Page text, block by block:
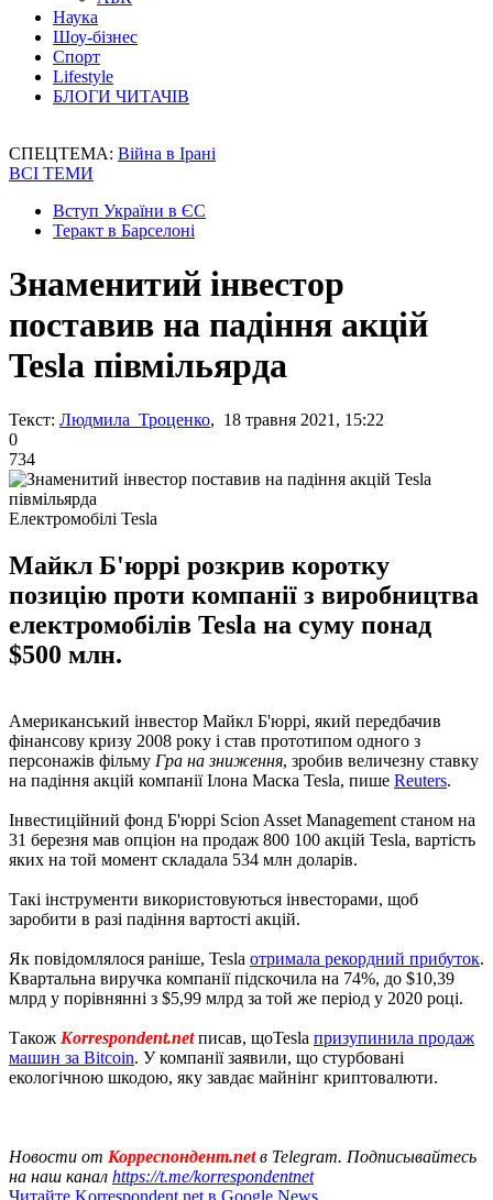
Наука
Шоу-бізнес
Спорт
Lifestyle
БЛОГИ ЧИТАЧІВ
СПЕЦТЕМА: Війна в Ірані
ВСІ ТЕМИ
Вступ України в ЄС
Теракт в Барселоні
Знаменитий інвестор
поставив на падіння акцій
Tesla півмільярда
Текст: Людмила Троценко, 18 травня 2021, 15:22
0
734
Електромобілі Tesla
Майкл Б'юррі розкрив коротку
позицію проти компанії з виробництва
електромобілів Tesla на суму понад
$500 млн.
Американський інвестор Майкл Б'юррі, який передбачив
фінансову кризу 2008 року і став прототипом одного з
персонажів фільму Гра на зниження, зробив величезну ставку
на падіння акцій компанії Ілона Маска Tesla, пише Reuters.
Інвестиційний фонд Б'юррі Scion Asset Management станом на
31 березня мав опціон на продаж 800 100 акцій Tesla, вартість
яких на той момент складала 534 млн доларів.
Такі інструменти використовуються інвесторами, щоб
заробити в разі падіння вартості акцій.
Як повідомлялося раніше, Tesla отримала рекордний прибуток.
Квартальна виручка компанії підскочила на 74%, до $10,39
млрд у порівнянні з $5,99 млрд за той же період у 2020 році.
Також Korrespondent.net писав, щоTesla призупинила продаж
машин за Bitcoin. У компанії заявили, що стурбовані
екологічною шкодою, яку завдає майнінг криптовалюти.
Новости от Корреспондент.netв Telegram. Подписывайтесь
на наш канал https://t.me/korrespondentnet
Читайте Korrespondent.net в Google News